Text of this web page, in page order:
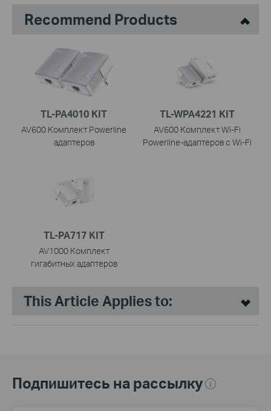
Recommend Products
TL-PA4010 KIT
AV600 Комплект Powerline
адаптеров
TL-WPA4221 KIT
AV600 Комплект Wi-Fi
Powerline-адаптеров с Wi-Fi
TL-PA717 KIT
AV1000 Комплект
гигабитных адаптеров
This Article Applies to:
Подпишитесь на рассылку